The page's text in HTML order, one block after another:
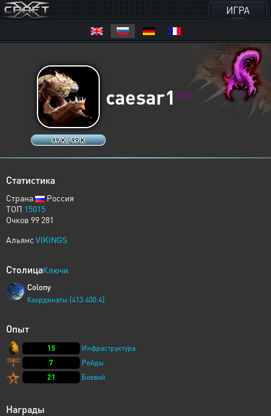
ИГРА
99 K / 99 K
caesar1 XERJ
Статистика
Страна
Россия
ТОП 15015
Очков 99 281
Альянс VIKINGS
СтолицаКлючи
Colony
Координаты [413:400:4]
Опыт
15
Инфраструктура
7
Рейды
21
Боевой
Награды